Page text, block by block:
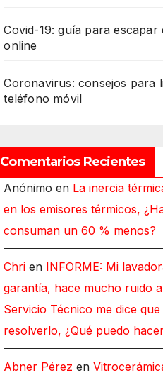
Covid-19: guía para escapar
online
Coronavirus: consejos para
teléfono móvil
Comentarios Recientes
Anónimo en La inercia
en los emisores térmicos,
consuman un 60 % menos?
Chri en INFORME: Mi
garantía, hace mucho ruido
Servicio Técnico me dice
resolverlo, ¿Qué puedo
Abner Pérez en